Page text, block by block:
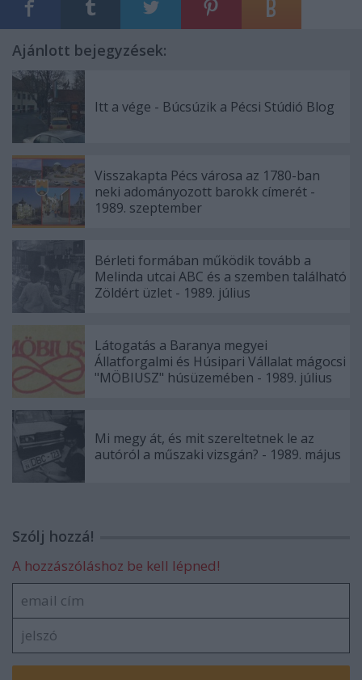
Ajánlott bejegyzések:
Itt a vége - Búcsúzik a Pécsi Stúdió Blog
Visszakapta Pécs városa az 1780-ban
neki adományozott barokk címerét -
1989. szeptember
Bérleti formában működik tovább a
Melinda utcai ABC és a szemben található
Zöldért üzlet - 1989. július
Látogatás a Baranya megyei
Állatforgalmi és Húsipari Vállalat mágocsi
"MÖBIUSZ" húsüzemében - 1989. július
Mi megy át, és mit szereltetnek le az
autóról a műszaki vizsgán? - 1989. május
Szólj hozzá!
A hozzászóláshoz be kell lépned!